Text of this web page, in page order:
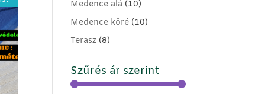
Medence alá (10)
Medence köré (10)
Terasz (8)
Szűrés ár szerint